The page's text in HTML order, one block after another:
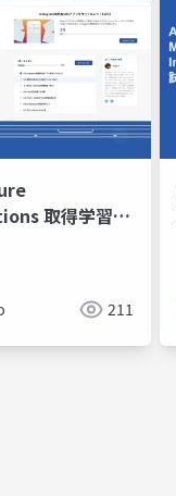
取得学習会
211